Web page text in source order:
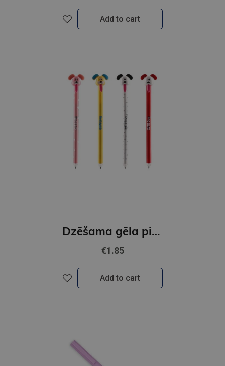
Add to cart
Dzēšama gēla pildspalva Scribble,zila 0,7 mm. Dog
€1.85
Add to cart